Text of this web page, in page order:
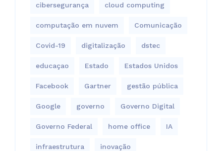
cibersegurança cloud computing
computação em nuvem Comunicação
Covid-19 digitalização dstec
educaçao Estado Estados Unidos
Facebook Gartner gestão pública
Google governo Governo Digital
Governo Federal home office IA
infraestrutura inovação